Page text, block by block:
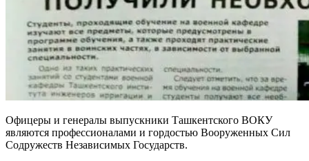
Офицеры и генералы выпускники Ташкентского ВОКУ
являются профессионалами и гордостью Вооруженных Сил
Содружеств Независимых Государств.